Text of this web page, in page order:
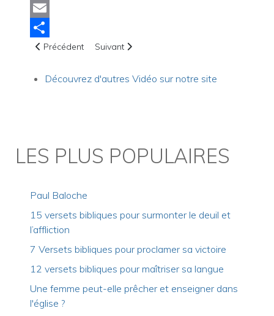
instagram
Email
Share
Article précédent : Dernier album de Paul Baloche "Behold
Précédent Article suivant : Séminaire avec Mylène
Suivant
Découvrez d'autres Vidéo sur notre site
LES PLUS POPULAIRES
Paul Baloche
15 versets bibliques pour surmonter le deuil et
l’affliction
7 Versets bibliques pour proclamer sa victoire
12 versets bibliques pour maîtriser sa langue
Une femme peut-elle prêcher et enseigner dans
l'église ?